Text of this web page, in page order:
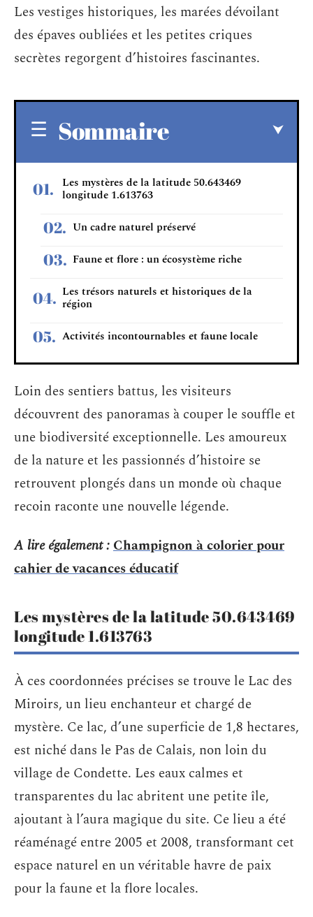
Les vestiges historiques, les marées dévoilant
des épaves oubliées et les petites criques
secrètes regorgent d’histoires fascinantes.
Sommaire
Les mystères de la latitude 50.643469
longitude 1.613763
Un cadre naturel préservé
Faune et flore : un écosystème riche
Les trésors naturels et historiques de la
région
Activités incontournables et faune locale
Loin des sentiers battus, les visiteurs
découvrent des panoramas à couper le souffle et
une biodiversité exceptionnelle. Les amoureux
de la nature et les passionnés d’histoire se
retrouvent plongés dans un monde où chaque
recoin raconte une nouvelle légende.
A lire également :Champignon à colorier pour
cahier de vacances éducatif
Les mystères de la latitude 50.643469
longitude 1.613763
À ces coordonnées précises se trouve le Lac des
Miroirs, un lieu enchanteur et chargé de
mystère. Ce lac, d’une superficie de 1,8 hectares,
est niché dans le Pas de Calais, non loin du
village de Condette. Les eaux calmes et
transparentes du lac abritent une petite île,
ajoutant à l’aura magique du site. Ce lieu a été
réaménagé entre 2005 et 2008, transformant cet
espace naturel en un véritable havre de paix
pour la faune et la flore locales.